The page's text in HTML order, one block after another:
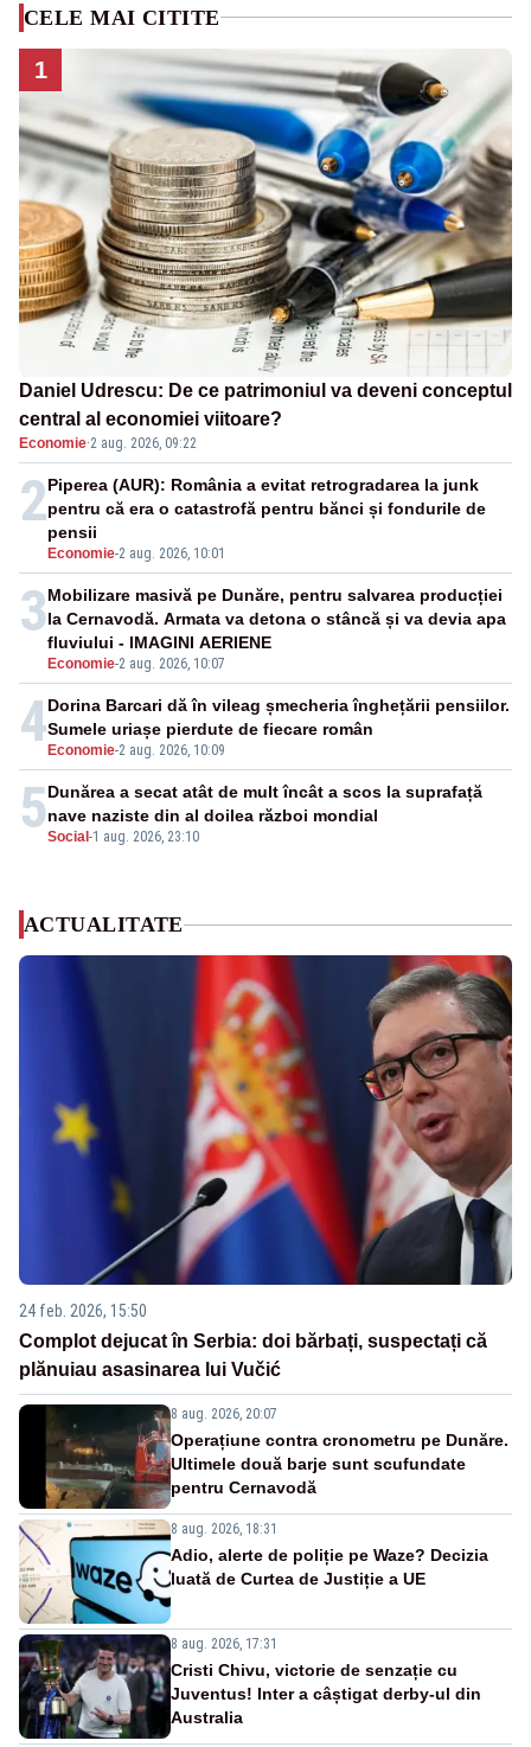
CELE MAI CITITE
1
Daniel Udrescu: De ce patrimoniul va deveni conceptul
central al economiei viitoare?
Economie·2 aug. 2026, 09:22
2
Economie-2 aug. 2026, 10:01
Piperea (AUR): România a evitat retrogradarea la junk
pentru că era o catastrofă pentru bănci și fondurile de
pensii
3
Economie-2 aug. 2026, 10:07
Mobilizare masivă pe Dunăre, pentru salvarea producției
la Cernavodă. Armata va detona o stâncă și va devia apa
fluviului - IMAGINI AERIENE
4 Economie-2 aug. 2026, 10:09
Dorina Barcari dă în vileag șmecheria înghețării pensiilor.
Sumele uriașe pierdute de fiecare român
5Social -1 aug. 2026, 23:10
Dunărea a secat atât de mult încât a scos la suprafață
nave naziste din al doilea război mondial
ACTUALITATE
24 feb. 2026, 15:50
Complot dejucat în Serbia: doi bărbați, suspectați că
plănuiau asasinarea lui Vučić
8 aug. 2026, 20:07
Operațiune contra cronometru pe Dunăre.
Ultimele două barje sunt scufundate
pentru Cernavodă
8 aug. 2026, 18:31
Adio, alerte de poliție pe Waze? Decizia
luată de Curtea de Justiție a UE
8 aug. 2026, 17:31
Cristi Chivu, victorie de senzație cu
Juventus! Inter a câștigat derby-ul din
Australia